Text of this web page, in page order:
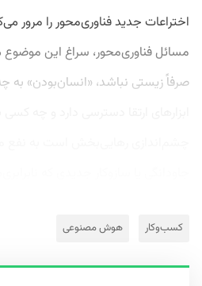
اختراعات جدید فناوری‌محور را مرور
مسائل فناوری‌محور، سراغ این موضوع
صرفاً زیستی نباشد، «انسان‌بودن»
کسب‌وکار هوش مصنوعی